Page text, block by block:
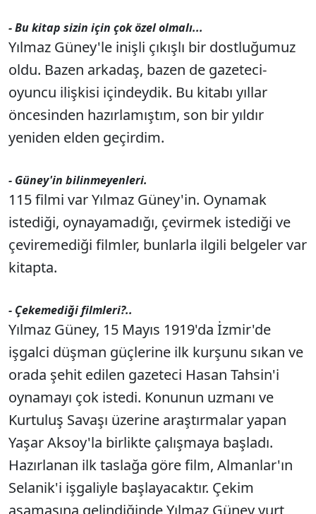
- Bu kitap sizin için çok özel olmalı...
Yılmaz Güney'le inişli çıkışlı bir dostluğumuz
oldu. Bazen arkadaş, bazen de gazeteci-
oyuncu ilişkisi içindeydik. Bu kitabı yıllar
öncesinden hazırlamıştım, son bir yıldır
yeniden elden geçirdim.
- Güney'in bilinmeyenleri.
115 filmi var Yılmaz Güney'in. Oynamak
istediği, oynayamadığı, çevirmek istediği ve
çeviremediği filmler, bunlarla ilgili belgeler var
kitapta.
- Çekemediği filmleri?..
Yılmaz Güney, 15 Mayıs 1919'da İzmir'de
işgalci düşman güçlerine ilk kurşunu sıkan ve
orada şehit edilen gazeteci Hasan Tahsin'i
oynamayı çok istedi. Konunun uzmanı ve
Kurtuluş Savaşı üzerine araştırmalar yapan
Yaşar Aksoy'la birlikte çalışmaya başladı.
Hazırlanan ilk taslağa göre film, Almanlar'ın
Selanik'i işgaliyle başlayacaktır. Çekim
aşamasına gelindiğinde Yılmaz Güney yurt